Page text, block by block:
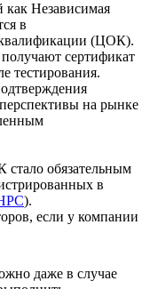
как Независимая
в
(ЦОК).
сертификат
тестирования.
на рынке
обязательным
в
).
если у компании
даже в случае